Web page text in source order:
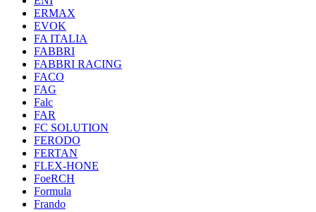
ERMAX
EVOK
FA ITALIA
FABBRI
FABBRI RACING
FACO
FAG
Falc
FAR
FC SOLUTION
FERODO
FERTAN
FLEX-HONE
FoeRCH
Formula
Frando